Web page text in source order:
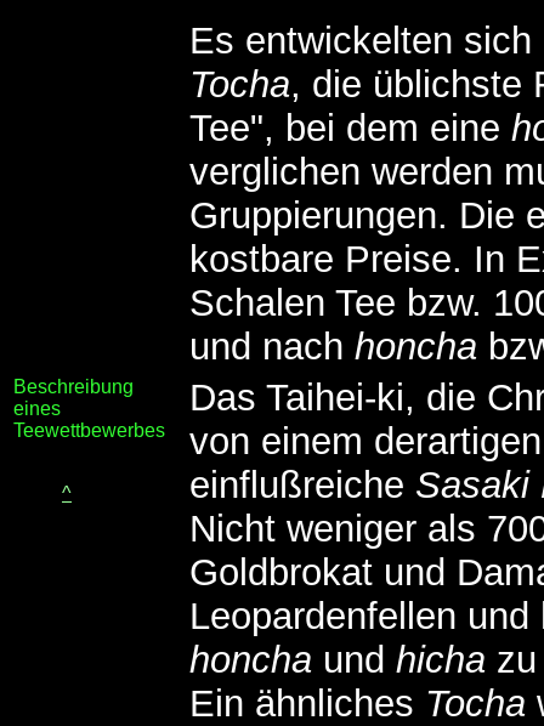
Es entwickelten
Tocha, die üblichste
Tee", bei dem eine
verglichen werden
Gruppierungen. Die
kostbare Preise. In
Schalen Tee bzw.
und nach honcha
Beschreibung
eines
Teewettbewerbes
^
Das Taihei-ki, die
von einem
einflußreiche Sasaki
Nicht weniger als
Goldbrokat und
Leopardenfellen
honcha und hicha
Ein ähnliches Tocha